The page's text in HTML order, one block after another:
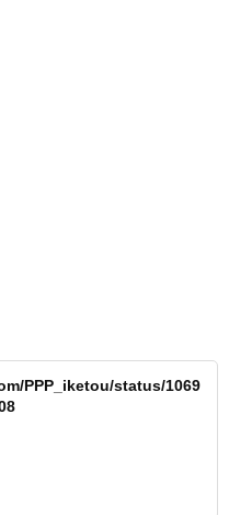
PPP_iketou/status/1069